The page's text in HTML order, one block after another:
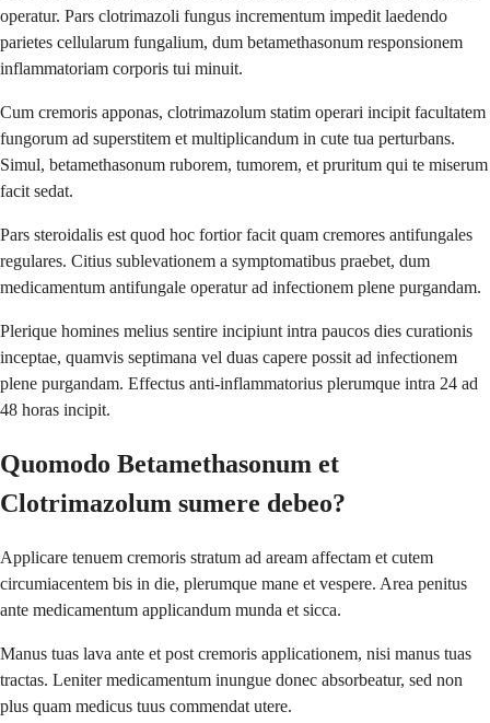
operatur. Pars clotrimazoli fungus incrementum impedit laedendo
parietes cellularum fungalium, dum betamethasonum responsionem
inflammatoriam corporis tui minuit.
Cum cremoris apponas, clotrimazolum statim operari incipit facultatem
fungorum ad superstitem et multiplicandum in cute tua perturbans.
Simul, betamethasonum ruborem, tumorem, et pruritum qui te miserum
facit sedat.
Pars steroidalis est quod hoc fortior facit quam cremores antifungales
regulares. Citius sublevationem a symptomatibus praebet, dum
medicamentum antifungale operatur ad infectionem plene purgandam.
Plerique homines melius sentire incipiunt intra paucos dies curationis
inceptae, quamvis septimana vel duas capere possit ad infectionem
plene purgandam. Effectus anti-inflammatorius plerumque intra 24 ad
48 horas incipit.
Quomodo Betamethasonum et
Clotrimazolum sumere debeo?
Applicare tenuem cremoris stratum ad aream affectam et cutem
circumiacentem bis in die, plerumque mane et vespere. Area penitus
ante medicamentum applicandum munda et sicca.
Manus tuas lava ante et post cremoris applicationem, nisi manus tuas
tractas. Leniter medicamentum inungue donec absorbeatur, sed non
plus quam medicus tuus commendat utere.